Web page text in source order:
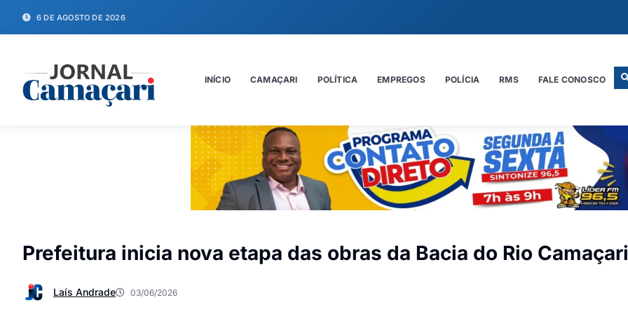
6 DE AGOSTO DE 2026
INÍCIO CAMAÇARI POLÍTICA EMPREGOS POLÍCIA RMS FALE CONOSCO
Prefeitura inicia nova etapa das obras da Bacia do Rio Camaçari
Laís Andrade 03/06/2026